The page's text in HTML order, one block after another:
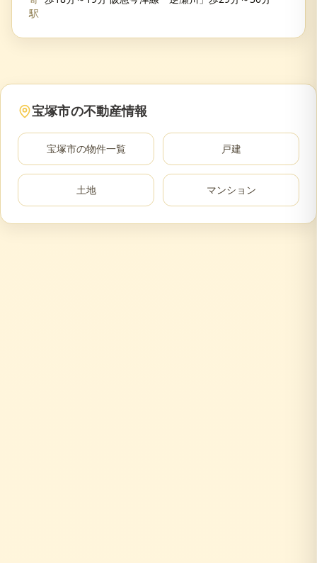
駅
宝塚市の不動産情報
宝塚市の物件一覧 戸建
土地 マンション